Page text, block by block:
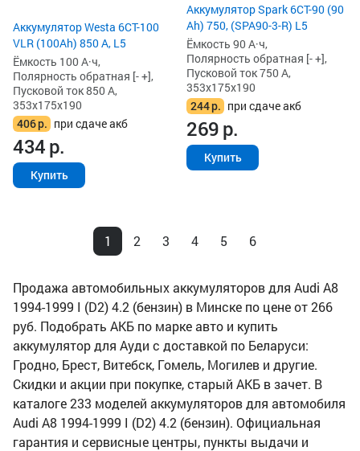
Аккумулятор Westa 6СТ-100
VLR (100Ah) 850 А, L5
Ёмкость 100 А·ч,
Полярность обратная [- +],
Пусковой ток 850 А,
353x175x190
406р. при сдаче акб
434р.
Купить
Аккумулятор Spark 6СТ-90 (90
Ah) 750, (SPA90-3-R) L5
Ёмкость 90 А·ч,
Полярность обратная [- +],
Пусковой ток 750 А,
353x175x190
244р. при сдаче акб
269р.
Купить
1 2 3 4 5 6
Продажа автомобильных аккумуляторов для Audi A8
1994-1999 I (D2) 4.2 (бензин) в Минске по цене от 266
руб. Подобрать АКБ по марке авто и купить
аккумулятор для Ауди с доставкой по Беларуси:
Гродно, Брест, Витебск, Гомель, Могилев и другие.
Скидки и акции при покупке, старый АКБ в зачет. В
каталоге 233 моделей аккумуляторов для автомобиля
Audi A8 1994-1999 I (D2) 4.2 (бензин). Официальная
гарантия и сервисные центры, пункты выдачи и